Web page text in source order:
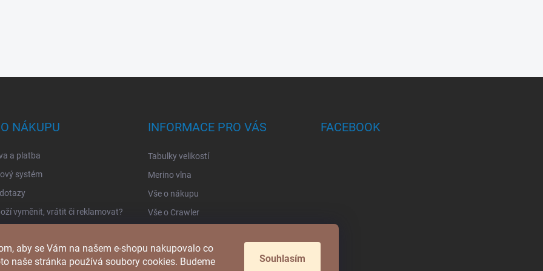
aby se Vám na našem e-shopu nakupovalo co
naše stránka používá soubory cookies. Budeme
Souhlasím
NÁKUPU
a platba
systém
vyměnit, vrátit či reklamovat?
práce s osobními údaji
INFORMACE PRO VÁS
Tabulky velikostí
Merino vlna
Vše o nákupu
Vše o Crawler
Kontakty
FACEBOOK